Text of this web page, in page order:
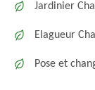
Jardinier
Elagueur
Pose et